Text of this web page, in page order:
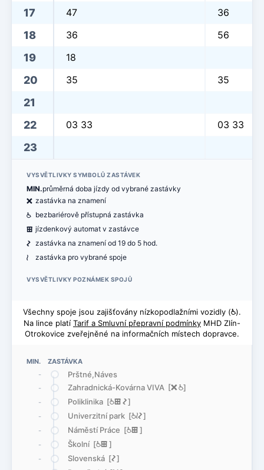
MIN. ZASTÁVKA
-
Prštné,Náves
- Zahradnická-Kovárna VIVA [ë@]
- Poliklinika [@æó]
- Univerzitní park [@<ó]
- Náměstí Práce [@æ]
- Školní [@æ]
- Slovenská [ó]
17 47 36
18 36 56
19 18
20 35 35
21
22
03 33 03 33
23
VYSVĚTLIVKY SYMBOLŮ ZASTÁVEK
MIN.průměrná doba jízdy od vybrané zastávky
ë zastávka na znamení
@ bezbariérově přístupná zastávka
æ jízdenkový automat v zastávce
ó zastávka na znamení od 19 do 5 hod.
< zastávka pro vybrané spoje
VYSVĚTLIVKY POZNÁMEK SPOJŮ
Všechny spoje jsou zajišťovány nízkopodlažními vozidly (@).
Na lince platí Tarif a Smluvní přepravní podmínky MHD Zlín-
Otrokovice zveřejněné na informačních místech dopravce.